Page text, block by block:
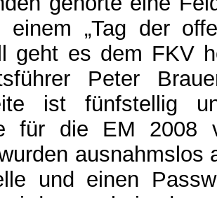
„Tag der
geht es dem FKV
Peter
ist fünfstellig
für die EM 2008
ausnahmslos
und einen